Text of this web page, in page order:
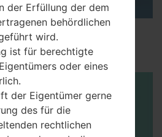
Options & USB
on LG ?
der Erfüllung der dem
behördlichen
wird.
ist für berechtigte
oder eines
der Eigentümer gerne
des für die
rechtlichen